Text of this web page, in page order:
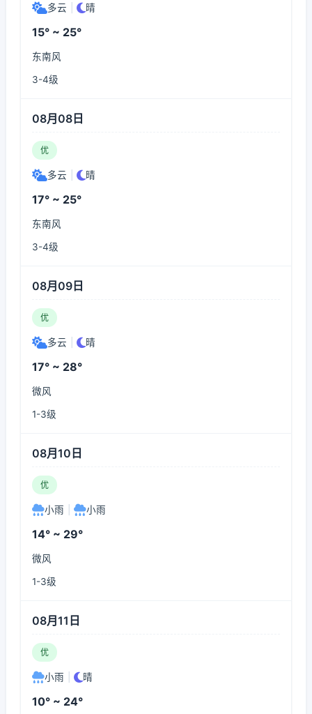
多云 晴
15° ~ 25°
东南风
3-4级
08月08日
优
多云 晴
17° ~ 25°
东南风
3-4级
08月09日
优
多云 晴
17° ~ 28°
微风
1-3级
08月10日
优
小雨 小雨
14° ~ 29°
微风
1-3级
08月11日
优
小雨 晴
10° ~ 24°